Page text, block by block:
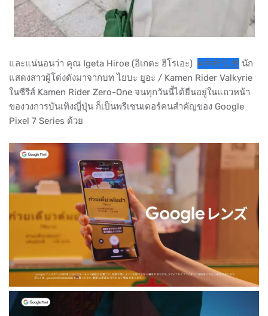
และแน่นอนว่า คุณ Igeta Hiroe (อิเกตะ ฮิโรเอะ) #井桁弘恵 นัก
แสดงสาวผู้โด่งดังมาจากบท ไยบะ ยูอะ / Kamen Rider Valkyrie
ในซีรีส์ Kamen Rider Zero-One จนทุกวันนี้ได้ยืนอยู่ในแถวหน้า
ของวงการบันเทิงญี่ปุ่น ก็เป็นพรีเซนเตอร์คนสำคัญของ Google
Pixel 7 Series ด้วย